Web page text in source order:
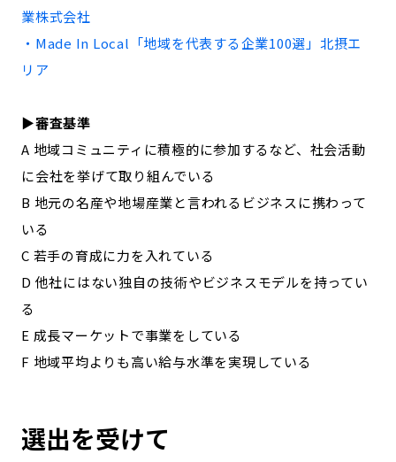
お問い合わせ 会社概要
業株式会社
・Made In Local「地域を代表する企業100選」 北摂エ
リア
▶︎審査基準
A 地域コミュニティに積極的に参加するなど、社会活動
に会社を挙げて取り組んでいる
B 地元の名産や地場産業と言われるビジネスに携わって
いる
C 若手の育成に力を入れている
D 他社にはない独自の技術やビジネスモデルを持ってい
る
E 成長マーケットで事業をしている
F 地域平均よりも高い給与水準を実現している
選出を受けて